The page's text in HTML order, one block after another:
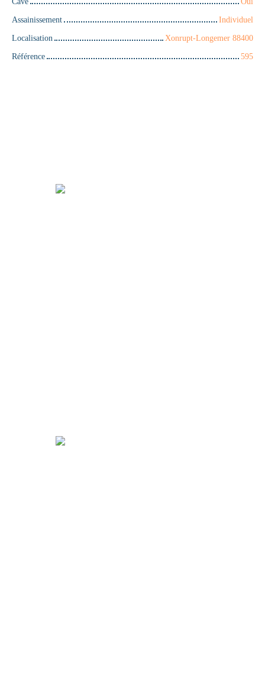
Assainissement
Individuel
Localisation
Xonrupt-Longemer 88400
Référence
595